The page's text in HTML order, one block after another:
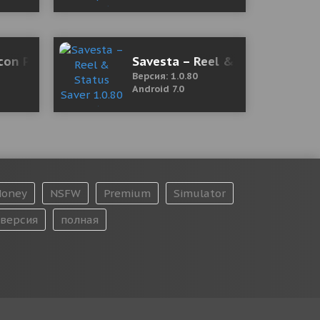
Pack 8.9 Мод (полная версия)Savesta – Reel & Status Saver
Версия: 1.0.80
Android 7.0
NSFW Premium
Simulator
версия
полная